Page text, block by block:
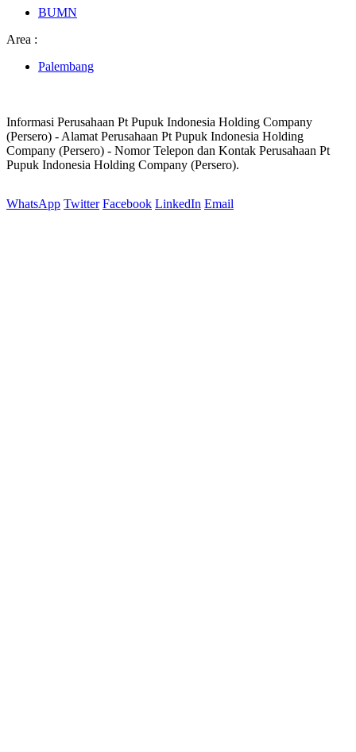
BUMN
Area :
Palembang
Informasi Perusahaan Pt Pupuk Indonesia Holding Company
(Persero) - Alamat Perusahaan Pt Pupuk Indonesia Holding
Company (Persero) - Nomor Telepon dan Kontak Perusahaan Pt
Pupuk Indonesia Holding Company (Persero).
WhatsApp Twitter Facebook LinkedIn Email